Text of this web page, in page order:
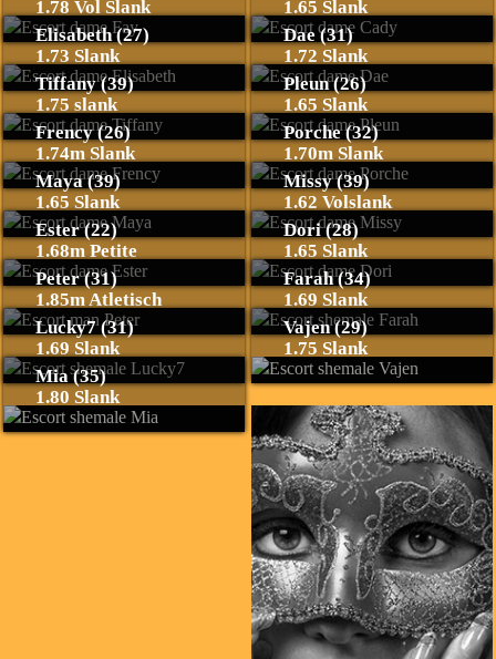
1.78 Vol Slank
1.65 Slank
Elisabeth (27)
1.73 Slank
Dae (31)
1.72 Slank
Tiffany (39)
1.75 slank
Pleun (26)
1.65 Slank
Frency (26)
1.74m Slank
Porche (32)
1.70m Slank
Maya (39)
1.65 Slank
Missy (39)
1.62 Volslank
Ester (22)
1.68m Petite
Dori (28)
1.65 Slank
Peter (31)
1.85m Atletisch
Farah (34)
1.69 Slank
Lucky7 (31)
1.69 Slank
Vajen (29)
1.75 Slank
Mia (35)
1.80 Slank